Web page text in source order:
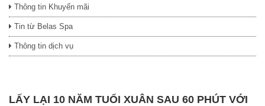
Thông tin Khuyến mãi
Tin từ Belas Spa
Thông tin dịch vụ
LẤY LẠI 10 NĂM TUỔI XUÂN SAU 60 PHÚT VỚI